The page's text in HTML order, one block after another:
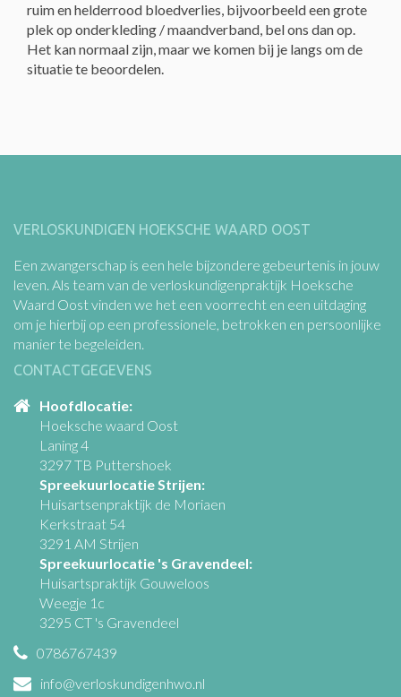
ruim en helderrood bloedverlies, bijvoorbeeld een grote
plek op onderkleding / maandverband, bel ons dan op.
Het kan normaal zijn, maar we komen bij je langs om de
situatie te beoordelen.
VERLOSKUNDIGEN HOEKSCHE WAARD OOST
Een zwangerschap is een hele bijzondere gebeurtenis in jouw
leven. Als team van de verloskundigenpraktijk Hoeksche
Waard Oost vinden we het een voorrecht en een uitdaging
om je hierbij op een professionele, betrokken en persoonlijke
manier te begeleiden.
CONTACTGEGEVENS
Hoofdlocatie:
Hoeksche waard Oost
Laning 4
3297 TB Puttershoek
Spreekuurlocatie Strijen:
Huisartsenpraktijk de Moriaen
Kerkstraat 54
3291 AM Strijen
Spreekuurlocatie 's Gravendeel:
Huisartspraktijk Gouweloos
Weegje 1c
3295 CT 's Gravendeel
0786767439
info@verloskundigenhwo.nl